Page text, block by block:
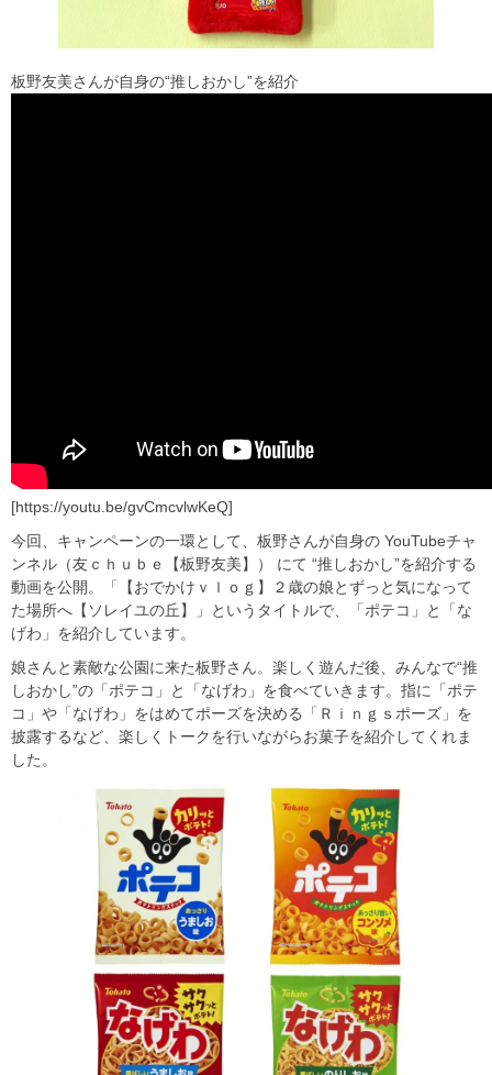
板野友美さんが自身の“推しおかし”を紹介
[https://youtu.be/gvCmcvlwKeQ]
今回、キャンペーンの一環として、板野さんが自身の YouTubeチャ
ンネル（友ｃｈｕｂｅ【板野友美】） にて “推しおかし”を紹介する
動画を公開。「【おでかけｖｌｏｇ】２歳の娘とずっと気になって
た場所へ【ソレイユの丘】」というタイトルで、「ポテコ」と「な
げわ」を紹介しています。
娘さんと素敵な公園に来た板野さん。楽しく遊んだ後、みんなで“推
しおかし”の「ポテコ」と「なげわ」を食べていきます。指に「ポテ
コ」や「なげわ」をはめてポーズを決める「Ｒｉｎｇｓポーズ」を
披露するなど、楽しくトークを行いながらお菓子を紹介してくれま
した。